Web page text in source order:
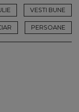
VESTI BUNE
PERSOANE